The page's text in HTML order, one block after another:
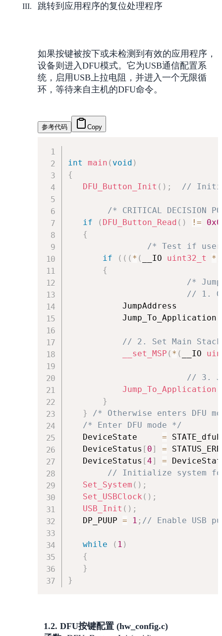
跳转到应用程序的复位处理程序
如果按键被按下或未检测到有效的应用程序，
设备则进入DFU模式。它为USB通信配置系
统，启用USB上拉电阻，并进入一个无限循
环，等待来自主机的DFU命令。
参考代码 Copy
int main ( void )
{
DFU_Button_Init ( ) ; //
/* CRITICAL DECISION
if
( DFU_Button_Read ( ) !=
{
/* Test if user
if
( ( ( * ( __IO uint32_t *
{
/*
// 1.
           JumpAddress
           Jump_To_Application
// 2. Set Main
__set_MSP ( * ( __IO
// 3.
Jump_To_Application
}
}
/* Otherwise enters DFU
/* Enter DFU mode */
   DeviceState
=
   DeviceStatus
[ 0] =
   DeviceStatus
[4] =
// Initialize system for
Set_System ( ) ;
Set_USBClock ( ) ;
USB_Init ( ) ;
   DP_PUUP
= 1 ; // Enable USB
while ( 1 )
{
}
}
1.2. DFU按键配置 (hw_config.c)